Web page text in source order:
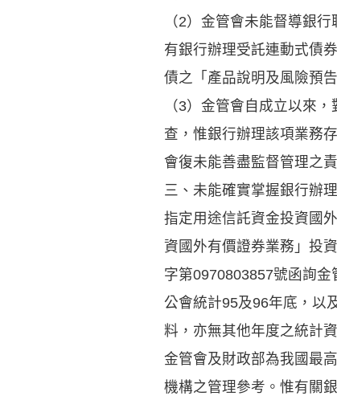
（2）金管會未能督導銀
有銀行辦理受託連動式債
債之「產品說明及風險預
（3）金管會自成立以來
查，惟銀行辦理該項業務
會復未能善盡監督管理之
三、未能確實掌握銀行辦
指定用途信託資金投資國
資國外有價證券業務」投
字第0970803857號函詢
公會統計95及96年底，以
料，亦無其他年度之統計資
金管會及財政部為我國最
機構之管理參考。惟有關